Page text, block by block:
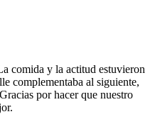
comida y la actitud estuvieron
complementaba al siguiente,
por hacer que nuestro